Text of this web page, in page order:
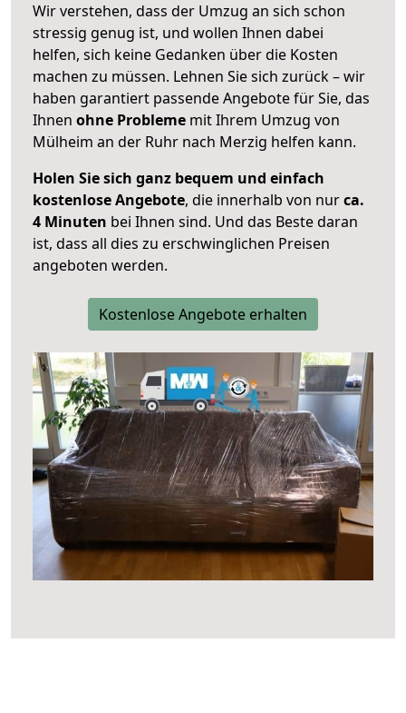
Wir verstehen, dass der Umzug an sich schon
stressig genug ist, und wollen Ihnen dabei
helfen, sich keine Gedanken über die Kosten
machen zu müssen. Lehnen Sie sich zurück – wir
haben garantiert passende Angebote für Sie, das
Ihnen ohne Probleme mit Ihrem Umzug von
Mülheim an der Ruhr nach Merzig helfen kann.
Holen Sie sich ganz bequem und einfach
kostenlose Angebote, die innerhalb von nurca.
4 Minuten bei Ihnen sind. Und das Beste daran
ist, dass all dies zu erschwinglichen Preisen
angeboten werden.
Kostenlose Angebote erhalten